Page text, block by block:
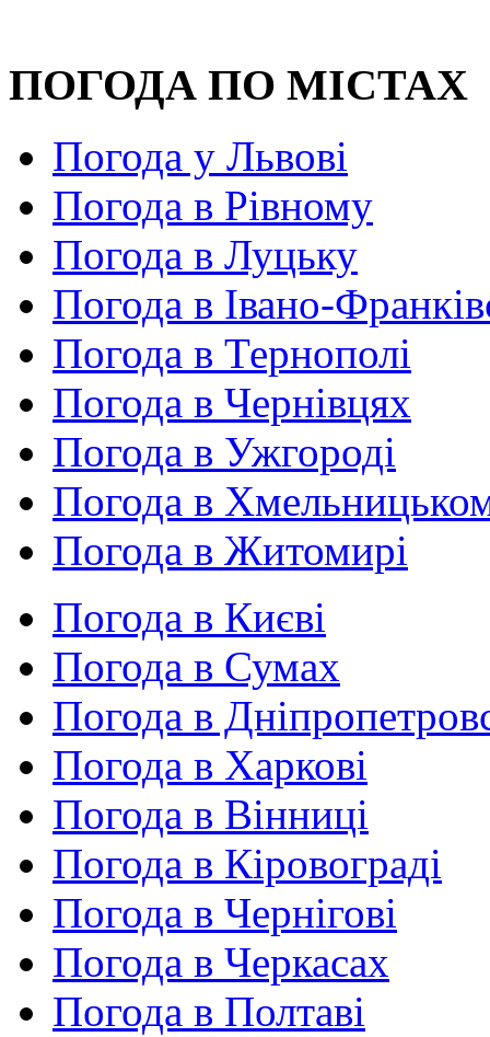
ПОГОДА ПО МІСТАХ
Погода у Львові
Погода в Рівному
Погода в Луцьку
Погода в Івано-
Погода в Тернополі
Погода в Чернівцях
Погода в Ужгороді
Погода в
Погода в Житомирі
Погода в Києві
Погода в Сумах
Погода в
Погода в Харкові
Погода в Вінниці
Погода в Кіровограді
Погода в Чернігові
Погода в Черкасах
Погода в Полтаві